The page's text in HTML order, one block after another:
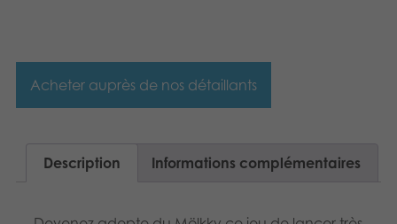
Acheter auprès de nos détaillants
Description Informations complémentaires